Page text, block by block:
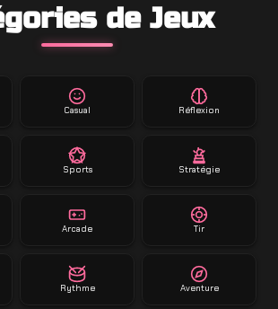
de Jeux
Casual Réflexion
Sports Stratégie
Arcade Tir
Rythme Aventure